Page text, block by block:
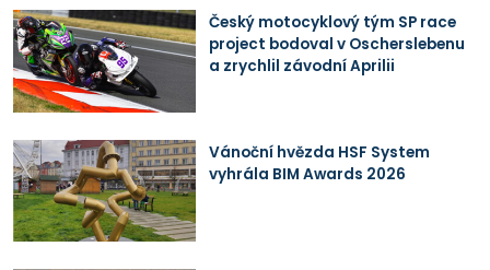
Český motocyklový tým SP race
project bodoval v Oscherslebenu
a zrychlil závodní Aprilii
Vánoční hvězda HSF System
vyhrála BIM Awards 2026